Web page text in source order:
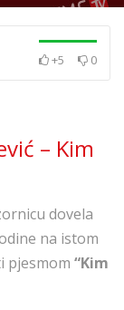
+5 0
– Kim
dovela
na istom
pjesmom “Kim